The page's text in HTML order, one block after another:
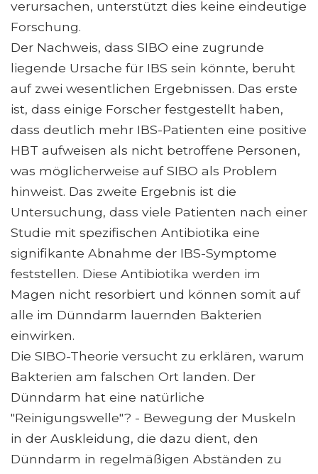
verursachen, unterstützt dies keine eindeutige
Forschung.
Der Nachweis, dass SIBO eine zugrunde
liegende Ursache für IBS sein könnte, beruht
auf zwei wesentlichen Ergebnissen. Das erste
ist, dass einige Forscher festgestellt haben,
dass deutlich mehr IBS-Patienten eine positive
HBT aufweisen als nicht betroffene Personen,
was möglicherweise auf SIBO als Problem
hinweist. Das zweite Ergebnis ist die
Untersuchung, dass viele Patienten nach einer
Studie mit spezifischen Antibiotika eine
signifikante Abnahme der IBS-Symptome
feststellen. Diese Antibiotika werden im
Magen nicht resorbiert und können somit auf
alle im Dünndarm lauernden Bakterien
einwirken.
Die SIBO-Theorie versucht zu erklären, warum
Bakterien am falschen Ort landen. Der
Dünndarm hat eine natürliche
"Reinigungswelle"? - Bewegung der Muskeln
in der Auskleidung, die dazu dient, den
Dünndarm in regelmäßigen Abständen zu